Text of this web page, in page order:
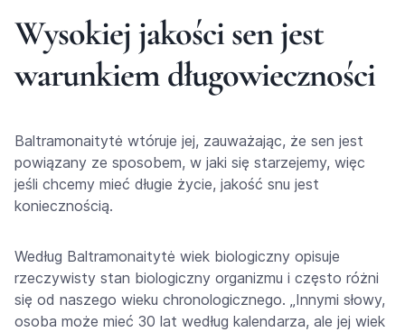
Wysokiej jakości sen jest
warunkiem długowieczności
Baltramonaitytė wtóruje jej, zauważając, że sen jest
powiązany ze sposobem, w jaki się starzejemy, więc
jeśli chcemy mieć długie życie, jakość snu jest
koniecznością.
Według Baltramonaitytė wiek biologiczny opisuje
rzeczywisty stan biologiczny organizmu i często różni
się od naszego wieku chronologicznego. „Innymi słowy,
osoba może mieć 30 lat według kalendarza, ale jej wiek